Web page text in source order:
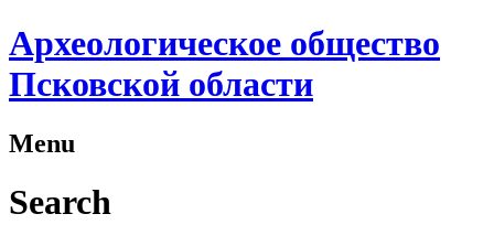
Археологическое общество
Псковской области
Menu
Search